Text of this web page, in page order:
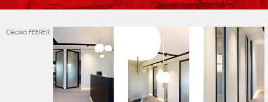
Cécilia FEBRER